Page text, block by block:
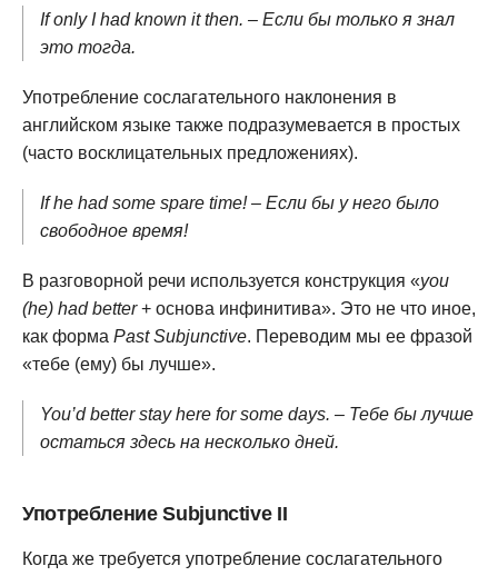
If only I had known it then. – Если бы только я знал
это тогда.
Употребление сослагательного наклонения в
английском языке также подразумевается в простых
(часто восклицательных предложениях).
If he had some spare time! – Если бы у него было
свободное время!
В разговорной речи используется конструкция «you
(he) had better+ основа инфинитива». Это не что иное,
как форма Past Subjunctive. Переводим мы ее фразой
«тебе (ему) бы лучше».
You’d better stay here for some days. – Тебе бы лучше
остаться здесь на несколько дней.
Употребление Subjunctive II
Когда же требуется употребление сослагательного